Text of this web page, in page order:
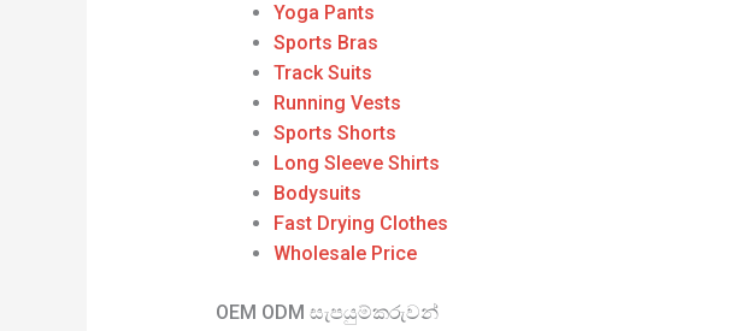
Yoga Pants
Sports Bras
Track Suits
Running Vests
Sports Shorts
Long Sleeve Shirts
Bodysuits
Fast Drying Clothes
Wholesale Price
OEM ODM සැපයුම්කරුවන්